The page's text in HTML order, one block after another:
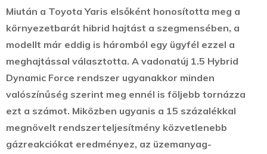
Miután a Toyota Yaris elsőként honosította meg a
környezetbarát hibrid hajtást a szegmensében, a
modellt már eddig is háromból egy ügyfél ezzel a
meghajtással választotta. A vadonatúj 1.5 Hybrid
Dynamic Force rendszer ugyanakkor minden
valószínűség szerint meg ennél is följebb tornázza
ezt a számot. Miközben ugyanis a 15 százalékkal
megnövelt rendszerteljesítmény közvetlenebb
gázreakciókat eredményez, az üzemanyag-